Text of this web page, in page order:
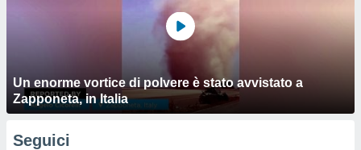
Un enorme vortice di polvere è stato avvistato a
Zapponeta, in Italia
Seguici